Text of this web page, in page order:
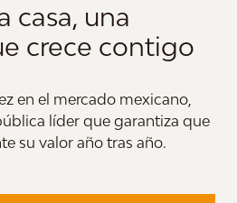
casa, una
crece contigo
en el mercado mexicano,
líder que garantiza que
su valor año tras año.